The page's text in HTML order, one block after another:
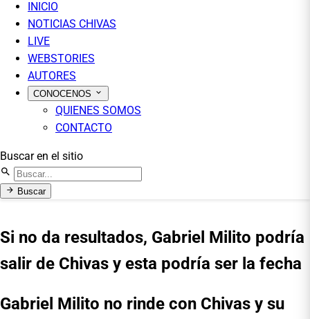
INICIO
NOTICIAS CHIVAS
LIVE
WEBSTORIES
AUTORES
CONOCENOS
QUIENES SOMOS
CONTACTO
Buscar en el sitio
Buscar
Si no da resultados, Gabriel Milito podría
salir de Chivas y esta podría ser la fecha
Gabriel Milito no rinde con Chivas y su